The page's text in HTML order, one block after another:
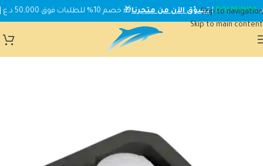
Skip to navigation
Skip to main content
DOLPHIN10
|تسوّق الآن من متجرنا🎁 خصم 10% للطلبات فوق 50,000 د.ع | استخدم الكود: